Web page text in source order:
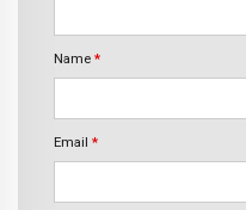
Name *
Email *